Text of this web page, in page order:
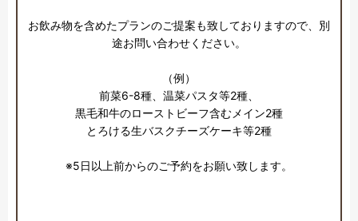
お飲み物を含めたプランのご提案も致しておりますので、別
途お問い合わせください。
（例）
前菜6-8種、温菜パスタ等2種、
黒毛和牛のローストビーフ含むメイン2種
とろける生バスクチーズケーキ等2種
※5日以上前からのご予約をお願い致します。